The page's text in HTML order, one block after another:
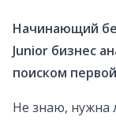
Начинающий
Junior бизнес
поиском
Не знаю, нужна